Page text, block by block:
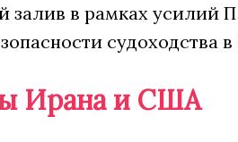
залив в рамках усилий
судоходства
Ирана и США